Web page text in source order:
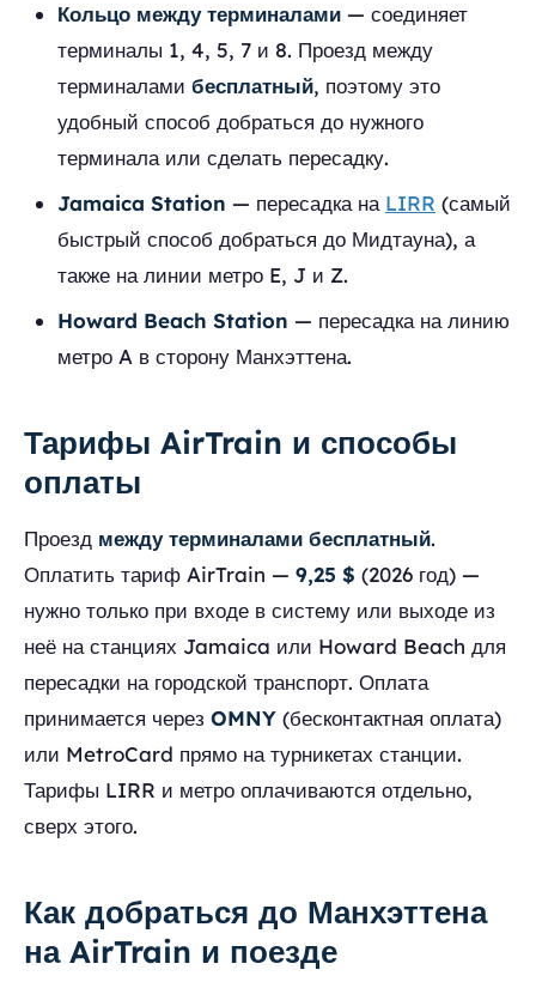
Кольцо между терминалами — соединяет
терминалы 1, 4, 5, 7 и 8. Проезд между
терминалами бесплатный, поэтому это
удобный способ добраться до нужного
терминала или сделать пересадку.
Jamaica Station — пересадка на LIRR (самый
быстрый способ добраться до Мидтауна), а
также на линии метро E, J и Z.
Howard Beach Station — пересадка на линию
метро A в сторону Манхэттена.
Тарифы AirTrain и способы
оплаты
Проезд между терминалами бесплатный.
Оплатить тариф AirTrain — 9,25 $ (2026 год) —
нужно только при входе в систему или выходе из
неё на станциях Jamaica или Howard Beach для
пересадки на городской транспорт. Оплата
принимается через OMNY (бесконтактная оплата)
или MetroCard прямо на турникетах станции.
Тарифы LIRR и метро оплачиваются отдельно,
сверх этого.
Как добраться до Манхэттена
на AirTrain и поезде